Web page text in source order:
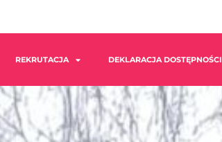
REKRUTACJA DEKLARACJA DOSTĘPNOŚCI